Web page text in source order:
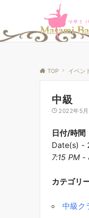
TOP イベン
中級
2022年5
日付/時間
Date(s) -
7:15 PM -
カテゴリ
中級ク